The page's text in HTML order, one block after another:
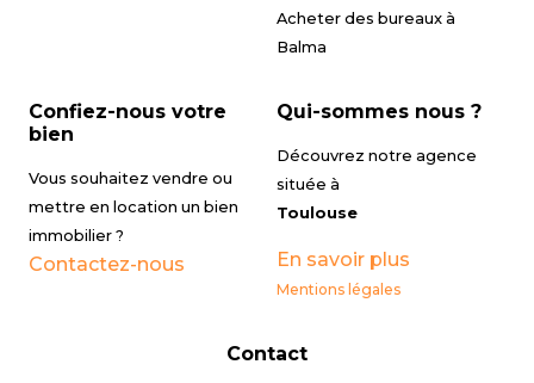
Acheter des bureaux à
Balma
Confiez-nous votre
bien
Vous souhaitez vendre ou
mettre en location un bien
immobilier ?
Contactez-nous
Qui-sommes nous ?
Découvrez notre agence
située à
Toulouse
En savoir plus
Mentions légales
Contact